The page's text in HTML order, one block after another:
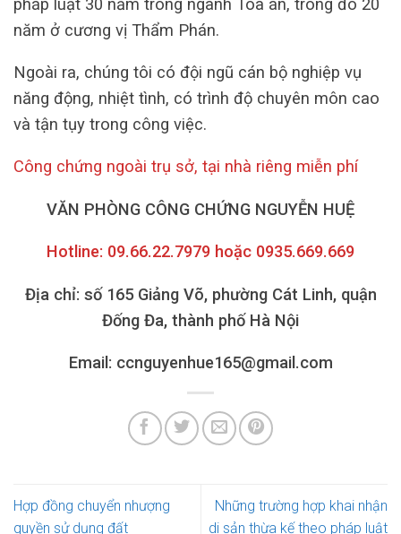
pháp luật 30 năm trong ngành Tòa án, trong đó 20
năm ở cương vị Thẩm Phán.
Ngoài ra, chúng tôi có đội ngũ cán bộ nghiệp vụ
năng động, nhiệt tình, có trình độ chuyên môn cao
và tận tụy trong công việc.
Công chứng ngoài trụ sở, tại nhà riêng miễn phí
VĂN PHÒNG CÔNG CHỨNG NGUYỄN HUỆ
Hotline: 09.66.22.7979 hoặc 0935.669.669
Địa chỉ: số 165 Giảng Võ, phường Cát Linh, quận
Đống Đa, thành phố Hà Nội
Email: ccnguyenhue165@gmail.com
Hợp đồng chuyển nhượng
quyền sử dụng đất
Những trường hợp khai nhận
di sản thừa kế theo pháp luật